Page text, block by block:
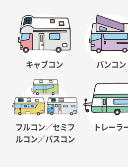
キャブコン バンコン
フルコン／セミフ
ルコン／バスコン
トレーラ